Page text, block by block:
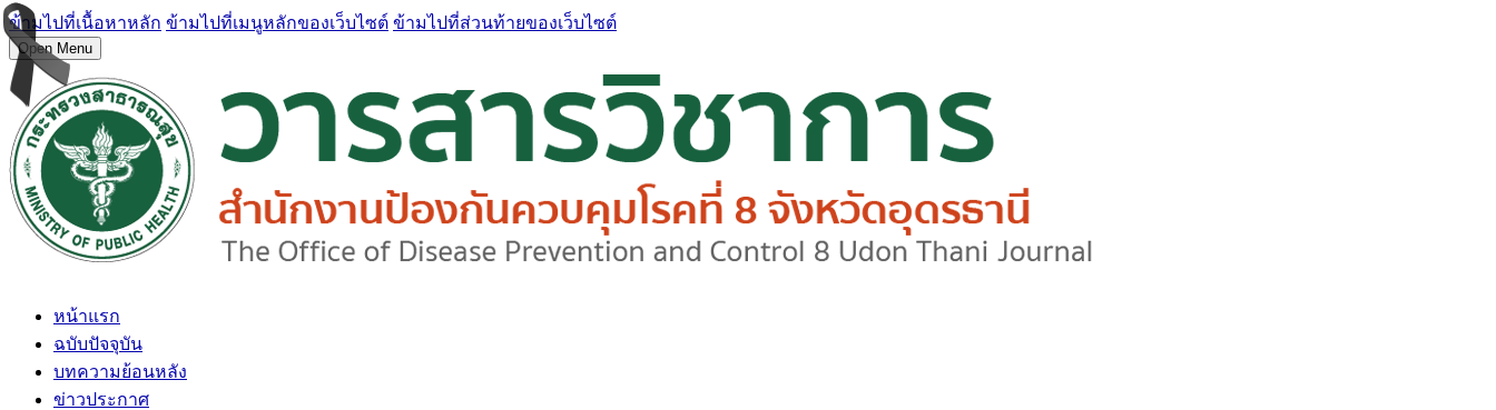
ข้ามไปที่เนื้อหาหลัก ข้ามไปที่เมนูหลักของเว็บไซต์ ข้ามไปที่ส่วนท้ายของเว็บไซต์
Open Menu
หน้าแรก
ฉบับปัจจุบัน
บทความย้อนหลัง
ข่าวประกาศ